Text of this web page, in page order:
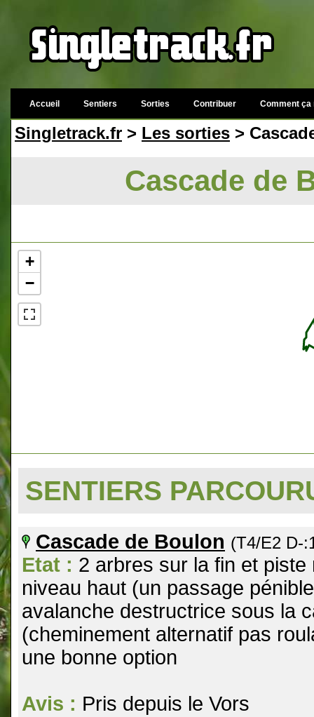
Accueil Sentiers Sorties Contribuer Comment ça
Singletrack.fr > Les sorties >
Cascade de
+
−
SENTIERS
Cascade de Boulon (T4/E2 D-
Etat : 2 arbres sur la fin et
niveau haut (un passage
avalanche destructrice sous la
(cheminement alternatif pas
une bonne option
Avis : Pris depuis le Vors